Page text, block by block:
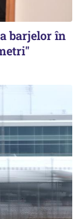
barjelor în